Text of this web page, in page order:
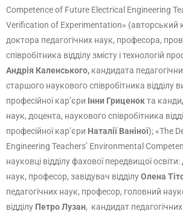
Competence of Future Electrical Engineering
Verification of Experimentation» (авторський
доктора педагогічних наук, професора,
співробітника відділу змісту і технологій
Андрія Каленського, кандидата
старшого наукового співробітника відділу
професійної кар’єри Інни Гриценокта
наук, доцента, наукового співробітника
професійної кар’єри Наталії Ваніної); «The
Engineering Teachers’ Environmental
науковці відділу фахової передвищої
наук, професор, завідувач відділуОлена
педагогічних наук, професор, головний
відділу ПетроЛузан, кандидат